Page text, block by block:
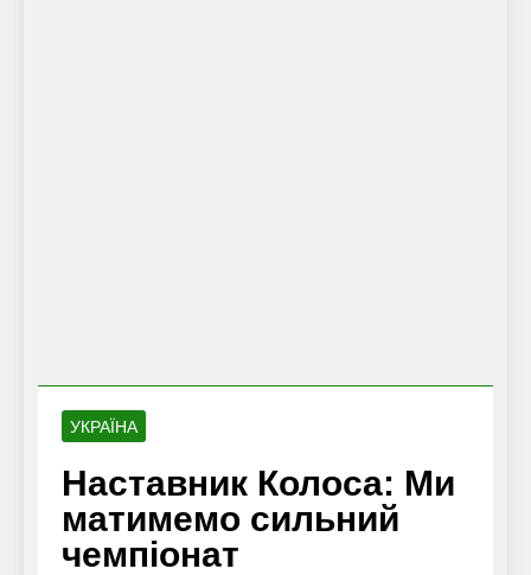
УКРАЇНА
Наставник Колоса: Ми
матимемо сильний
чемпіонат